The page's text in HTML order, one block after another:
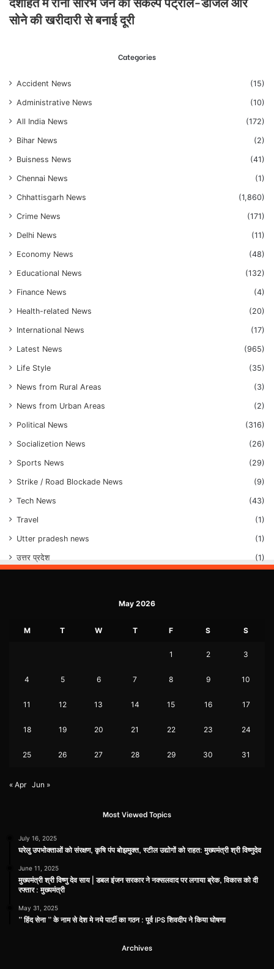
सोने की खरीदारी से बनाई दूरी
Categories
Accident News (15)
Administrative News (10)
All India News (172)
Bihar News (2)
Buisness News (41)
Chennai News (1)
Chhattisgarh News (1,860)
Crime News (171)
Delhi News (11)
Economy News (48)
Educational News (132)
Finance News (4)
Health-related News (20)
International News (17)
Latest News (965)
Life Style (35)
News from Rural Areas (3)
News from Urban Areas (2)
Political News (316)
Socializetion News (26)
Sports News (29)
Strike / Road Blockade News (9)
Tech News (43)
Travel (1)
Utter pradesh news (1)
उत्तर प्रदेश (1)
May 2026
M T W T F S S
1 2 3
4 5 6 7 8 9 10
11 12 13 14 15 16 17
18 19 20 21 22 23 24
25 26 27 28 29 30 31
« Apr Jun »
Most Viewed Topics
July 16, 2025
घरेलु उपभोक्ताओं को संरक्षण, कृषि पंप बोझमुक्त, स्टील उद्योगों को राहत: मुख्यमंत्री श्री विष्णुदेव
June 11, 2025
मुख्यमंत्री श्री विष्णु देव साय | डबल इंजन सरकार ने नक्सलवाद पर लगाया ब्रेक, विकास को दी
रफ्तार : मुख्यमंत्री
May 31, 2025
” हिंद सेना ” के नाम से देश मे नये पार्टी का गठन : पूर्व IPS शिवदीप ने किया घोषणा
Archives